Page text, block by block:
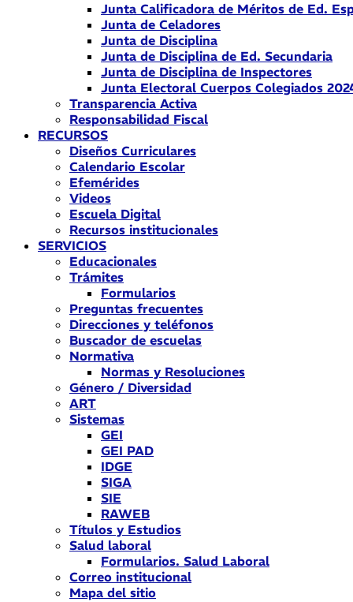
Junta Calificadora de Méritos de Ed.
Junta de Celadores
Junta de Disciplina
Junta de Disciplina de Ed. Secundaria
Junta de Disciplina de Inspectores
Junta Electoral Cuerpos Colegiados
Transparencia Activa
Responsabilidad Fiscal
RECURSOS
Diseños Curriculares
Calendario Escolar
Efemérides
Videos
Escuela Digital
Recursos institucionales
SERVICIOS
Educacionales
Trámites
Formularios
Preguntas frecuentes
Direcciones y teléfonos
Buscador de escuelas
Normativa
Normas y Resoluciones
Género / Diversidad
ART
Sistemas
GEI
GEI PAD
IDGE
SIGA
SIE
RAWEB
Títulos y Estudios
Salud laboral
Formularios. Salud Laboral
Correo institucional
Mapa del sitio